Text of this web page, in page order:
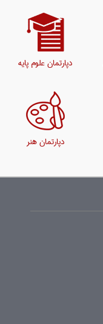
دپارتمان علوم پایه
دپارتمان هنر